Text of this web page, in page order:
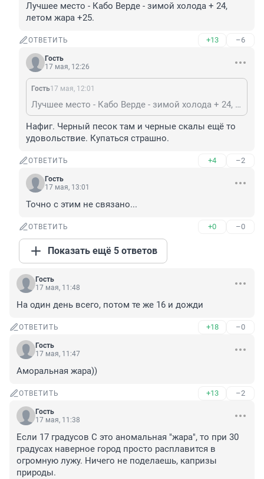
Лучшее место - Кабо Верде - зимой холода + 24,
летом жара +25.
ОТВЕТИТЬ +13 –6
Гость
17 мая, 12:26
Гость17 мая, 12:01
Лучшее место - Кабо Верде - зимой холода + 24, летом жара +25.
Нафиг. Черный песок там и черные скалы ещё то
удовольствие. Купаться страшно.
ОТВЕТИТЬ +4 –2
Гость
17 мая, 13:01
Точно с этим не связано...
ОТВЕТИТЬ +0 –0
Показать ещё 5 ответов
Гость
17 мая, 11:48
На один день всего, потом те же 16 и дожди
ОТВЕТИТЬ +18 –0
Гость
17 мая, 11:47
Аморальная жара))
ОТВЕТИТЬ +13 –2
Гость
17 мая, 11:38
Если 17 градусов С это аномальная "жара", то при 30
градусах наверное город просто расплавится в
огромную лужу. Ничего не поделаешь, капризы
природы.